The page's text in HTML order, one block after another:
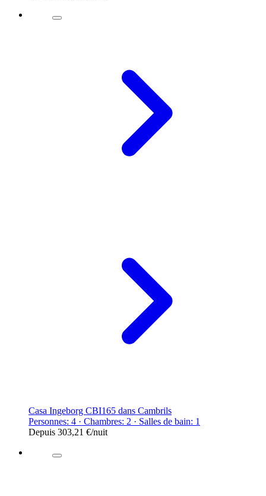
Casa Ingeborg CBI165 dans Cambrils
Personnes: 4 · Chambres: 2 · Salles de bain: 1
Depuis 303,21 €/nuit